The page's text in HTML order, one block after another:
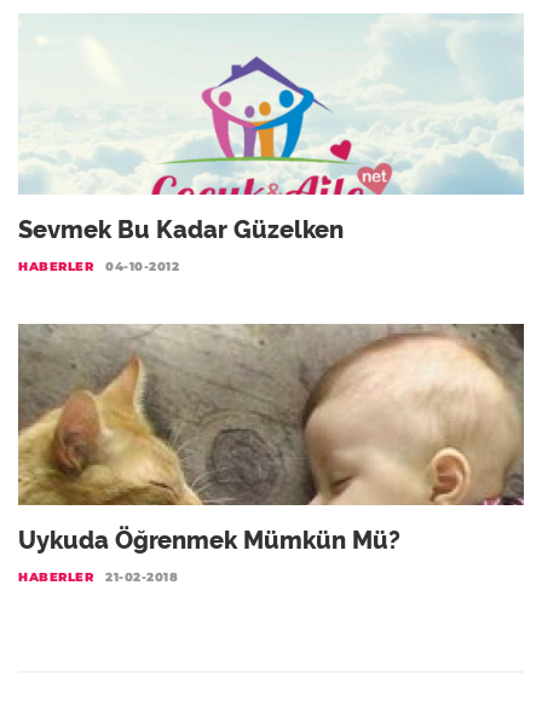
Sevmek Bu Kadar Güzelken
HABERLER 04-10-2012
Uykuda Öğrenmek Mümkün Mü?
HABERLER 21-02-2018